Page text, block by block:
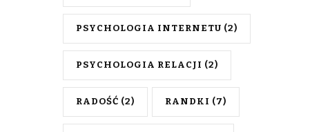
PSYCHOLOGIA INTERNETU (2)
PSYCHOLOGIA RELACJI (2)
RADOŚĆ (2) RANDKI (7)